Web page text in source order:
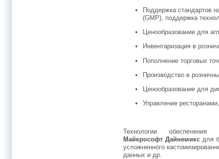
Поддержка стандартов
(GMP), поддержка
Ценообразование для
Инвентаризация в
Пополнение торговых
Производство в
Ценообразование для
Управление ресторанами,
Технологии обеспечения
Майкрософт Дайнемикс для
усложненного
данных и др.